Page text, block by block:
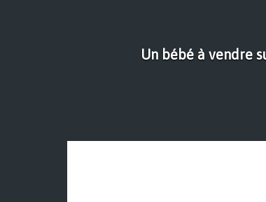
Un bébé à vendre